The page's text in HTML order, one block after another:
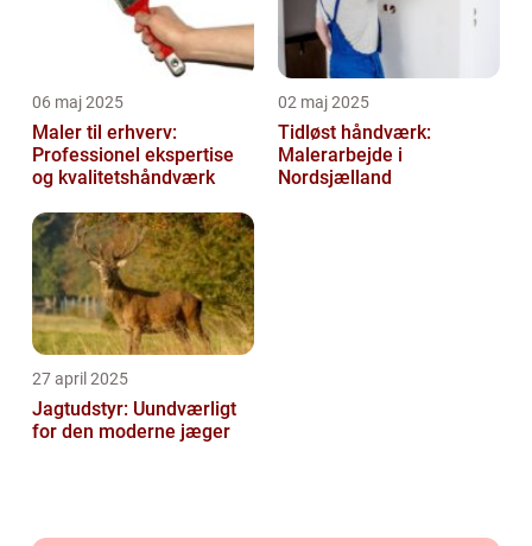
06 maj 2025
Maler til erhverv:
Professionel ekspertise
og kvalitetshåndværk
02 maj 2025
Tidløst håndværk:
Malerarbejde i
Nordsjælland
27 april 2025
Jagtudstyr: Uundværligt
for den moderne jæger